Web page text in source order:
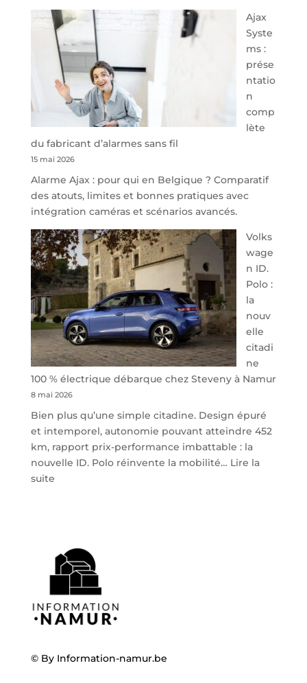
À
40
minutes
de
Namur,
Steveny
Park
redessine
de
parking
sécurisé
à
l’aéroport
de
Charleroi
Ajax
Syste
ms :
prése
ntatio
n
comp
lète
du fabricant d’alarmes sans fil
15 mai 2026
Alarme Ajax : pour qui en Belgique ? Comparatif
des atouts, limites et bonnes pratiques avec
intégration caméras et scénarios avancés.
Volks
wage
n ID.
Polo :
la
nouv
elle
citadi
ne
100 % électrique débarque chez Steveny à Namur
8 mai 2026
Bien plus qu’une simple citadine. Design épuré
et intemporel, autonomie pouvant atteindre 452
km, rapport prix-performance imbattable : la
nouvelle ID. Polo réinvente la mobilité… Lire la
suite:
la
nouvelle
citadine
100
%
débarque
© By Information-namur.be